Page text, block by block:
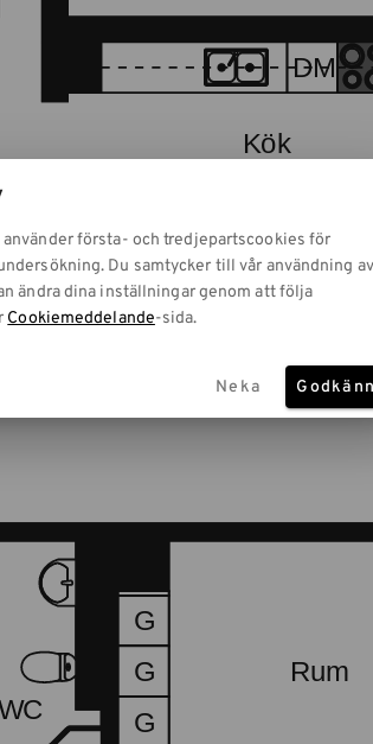
första- och tredjepartscookies för
Du samtycker till vår användning av
ändra dina inställningar genom att följa
Cookiemeddelande-sida.
Neka